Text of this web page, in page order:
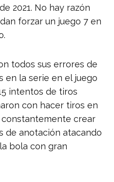
2021. No hay razón
forzar un juego 7 en
todos sus errores de
en la serie en el juego
intentos de tiros
con hacer tiros en
crear
de anotación atacando
bola con gran